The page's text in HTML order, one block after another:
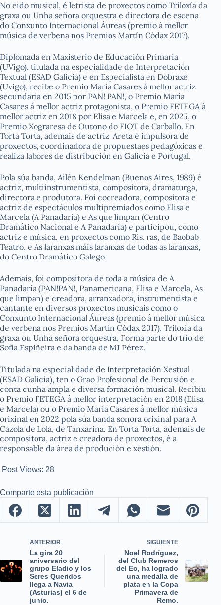
No eido musical, é letrista de proxectos como Triloxía da
graxa ou Unha señora orquestra e directora de escena
do Conxunto Internacional Áureas (premio á mellor
música de verbena nos Premios Martín Códax 2017).
Diplomada en Maxisterio de Educación Primaria
(UVigo), titulada na especialidade de Interpretación
Textual (ESAD Galicia) e en Especialista en Dobraxe
(Uvigo), recibe o Premio María Casares á mellor actriz
secundaria en 2015 por PAN! PAN!, o Premio María
Casares á mellor actriz protagonista, o Premio FETEGA á
mellor actriz en 2018 por Elisa e Marcela e, en 2025, o
Premio Xograresa de Outono do FIOT de Carballo. En
Torta Torta, ademais de actriz, Areta é impulsora de
proxectos, coordinadora de propuestaes pedagóxicas e
realiza labores de distribución en Galicia e Portugal.
Pola súa banda, Ailén Kendelman (Buenos Aires, 1989) é
actriz, multiinstrumentista, compositora, dramaturga,
directora e produtora. Foi cocreadora, compositora e
actriz de espectáculos multipremiados como Elisa e
Marcela (A Panadaría) e As que limpan (Centro
Dramático Nacional e A Panadaría) e participou, como
actriz e música, en proxectos como Ris, ras, de Baobab
Teatro, e As laranxas máis laranxas de todas as laranxas,
do Centro Dramático Galego.
Ademais, foi compositora de toda a música de A
Panadaría (PAN!PAN!, Panamericana, Elisa e Marcela, As
que limpan) e creadora, arranxadora, instrumentista e
cantante en diversos proxectos musicais como o
Conxunto Internacional Áureas (premio á mellor música
de verbena nos Premios Martín Códax 2017), Triloxía da
graxa ou Unha señora orquestra. Forma parte do trío de
Sofía Espiñeira e da banda de MJ Pérez.
Titulada na especialidade de Interpretación Xestual
(ESAD Galicia), ten o Grao Profesional de Percusión e
conta cunha ampla e diversa formación musical. Recibiu
o Premio FETEGA á mellor interpretación en 2018 (Elisa
e Marcela) ou o Premio María Casares á mellor música
orixinal en 2022 pola súa banda sonora orixinal para A
Cazola de Lola, de Tanxarina. En Torta Torta, ademais de
compositora, actriz e creadora de proxectos, é a
responsable da área de produción e xestión.
Post Views: 28
Comparte esta publicación
ANTERIOR
La gira 20
aniversario del
grupo Eladio y los
Seres Queridos
llega a Navia
(Asturias) el 6 de
junio.
SIGUIENTE
Noel Rodríguez,
del Club Remeros
del Eo, ha logrado
una medalla de
plata en la Copa
Primavera de
Remo.